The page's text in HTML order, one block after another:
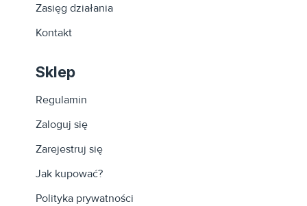
Zasięg działania
Kontakt
Sklep
Regulamin
Zaloguj się
Zarejestruj się
Jak kupować?
Polityka prywatności